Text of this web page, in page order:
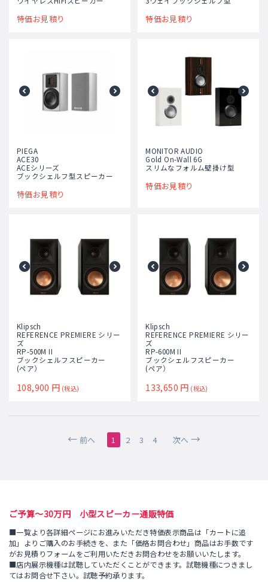
特価お見積り 特価お見積り
PIEGA
ACE30
ACEシリーズ
ブックシェルフ型スピーカー
特価お見積り
MONITOR AUDIO
Gold On-Wall 6G
スリムなフォルム壁掛け型
特価お見積り
Klipsch
REFERENCE PREMIERE シリー
ズ
RP-500M II
ブックシェルフスピーカー
(ペア）
108,900 円 (税込)
Klipsch
REFERENCE PREMIERE シリー
ズ
RP-600M II
ブックシェルフスピーカー
(ペア）
133,650 円 (税込)
前へ 1 2 3 4 次へ
ご予算～30万円 小型スピーカー通販特価
■一覧より各詳細ページにお進みいただき特価表示商品は「カートに追
加」よりご購入のお手続きを、また「価格お問合わせ」商品はお手数です
がお見積りフォームをご利用いただきお問合わせをお願いいたします。
■店内展示機種は試聴していただくことができます。試聴機種につきまし
てはお問合せ下さい。試聴予約承ります。